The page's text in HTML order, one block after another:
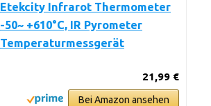
Etekcity Infrarot Thermometer
-50~ +610°C, IR Pyrometer
Temperaturmessgerät
21,99 €
Bei Amazon ansehen